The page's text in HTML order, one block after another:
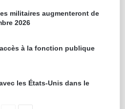
militaires augmenteront de
2026
à la fonction publique
les États-Unis dans le